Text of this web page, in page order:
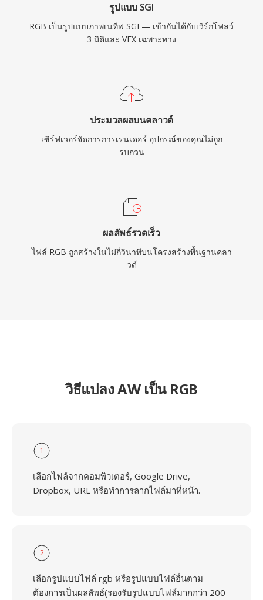
รูปแบบ SGI
RGB เป็นรูปแบบภาพเนทีฟ SGI — เข้ากันได้กับเวิร์กโฟลว์
3 มิติและ VFX เฉพาะทาง
ประมวลผลบนคลาวด์
เซิร์ฟเวอร์จัดการการเรนเดอร์ อุปกรณ์ของคุณไม่ถูก
รบกวน
ผลลัพธ์รวดเร็ว
ไฟล์ RGB ถูกสร้างในไม่กี่วินาทีบนโครงสร้างพื้นฐานคลา
วด์
วิธีแปลง AW เป็น RGB
1
เลือกไฟล์จากคอมพิวเตอร์, Google Drive,
Dropbox, URL หรือทำการลากไฟล์มาที่หน้า.
2
เลือกรูปแบบไฟล์ rgb หรือรูปแบบไฟล์อื่นตาม
ต้องการเป็นผลลัพธ์(รองรับรูปแบบไฟล์มากกว่า 200